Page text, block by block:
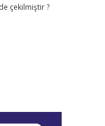
çekilmiştir ?